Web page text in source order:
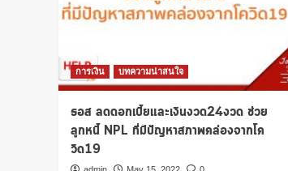
การเงิน บทความน่าสนใจ
ธอส ลดดอกเบี้ยและเงินงวด24งวด ช่วย
ลูกหนี้ NPL ที่มีปัญหาสภาพคล่องจากโค
วิด19